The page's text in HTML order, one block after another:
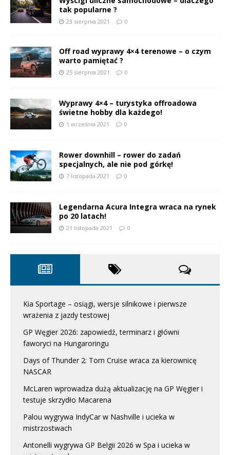
tak popularne ?
23 sierpnia 2021 0
Off road wyprawy 4×4 terenowe – o czym
warto pamiętać ?
25 sierpnia 2021 0
Wyprawy 4×4 – turystyka offroadowa
świetne hobby dla każdego!
1 września 2021 0
Rower downhill – rower do zadań
specjalnych, ale nie pod górkę!
7 listopada 2021 0
Legendarna Acura Integra wraca na rynek
po 20 latach!
21 listopada 2021 0
Kia Sportage – osiągi, wersje silnikowe i pierwsze
wrażenia z jazdy testowej
GP Węgier 2026: zapowiedź, terminarz i główni
faworyci na Hungaroringu
Days of Thunder 2: Tom Cruise wraca za kierownicę
NASCAR
McLaren wprowadza dużą aktualizację na GP Węgier i
testuje skrzydło Macarena
Palou wygrywa IndyCar w Nashville i ucieka w
mistrzostwach
Antonelli wygrywa GP Belgii 2026 w Spa i ucieka w